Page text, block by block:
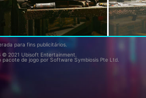
para fins publicitários.
© 2021 Ubisoft Entertainment.
pacote de jogo por Software Symbiosis Pte Ltd.